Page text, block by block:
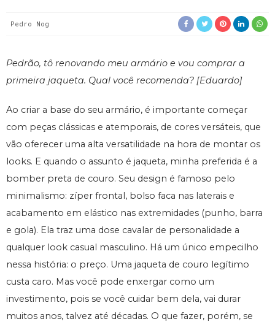
Pedro Nog
Pedrão, tô renovando meu armário e vou comprar a
primeira jaqueta. Qual você recomenda? [Eduardo]
Ao criar a base do seu armário, é importante começar
com peças clássicas e atemporais, de cores versáteis, que
vão oferecer uma alta versatilidade na hora de montar os
looks. E quando o assunto é jaqueta, minha preferida é a
bomber preta de couro. Seu design é famoso pelo
minimalismo: zíper frontal, bolso faca nas laterais e
acabamento em elástico nas extremidades (punho, barra
e gola). Ela traz uma dose cavalar de personalidade a
qualquer look casual masculino. Há um único empecilho
nessa história: o preço. Uma jaqueta de couro legítimo
custa caro. Mas você pode enxergar como um
investimento, pois se você cuidar bem dela, vai durar
muitos anos, talvez até décadas. O que fazer, porém, se